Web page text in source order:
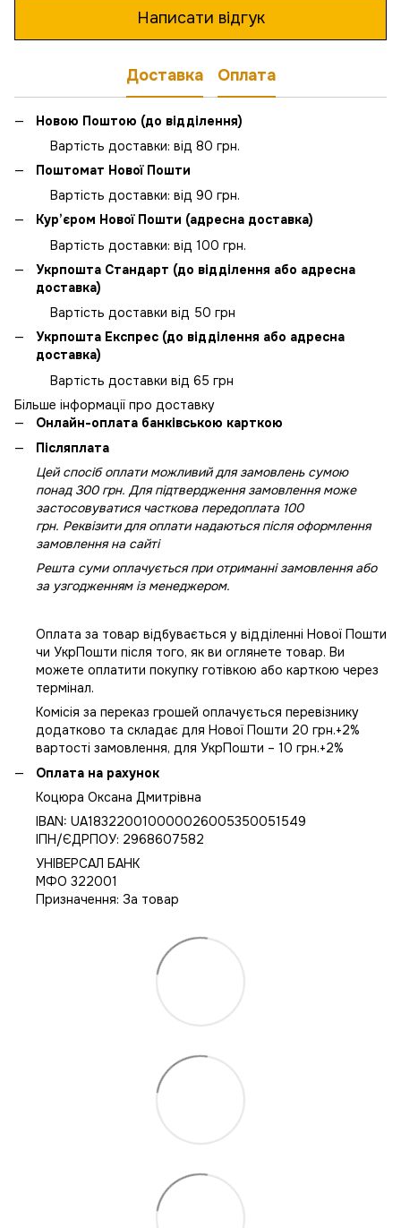
Написати відгук
Доставка Оплата
Новою Поштою (до відділення)
Вартість доставки: від 80 грн.
Поштомат Нової Пошти
Вартість доставки: від 90 грн.
Кур’єром Нової Пошти (адресна доставка)
Вартість доставки: від 100 грн.
Укрпошта Стандарт (до відділення або адресна
доставка)
Вартість доставки від 50 грн
Укрпошта Експрес (до відділення або адресна
доставка)
Вартість доставки від 65 грн
Більше інформації про доставку
Онлайн-оплата банківською карткою
Післяплата
Цей спосіб оплати можливий для замовлень сумою
понад 300 грн. Для підтвердження замовлення може
застосовуватися часткова передоплата 100
грн. Реквізити для оплати надаються після оформлення
замовлення на сайті
Решта суми оплачується при отриманні замовлення або
за узгодженням із менеджером.
Оплата за товар відбувається у відділенні Нової Пошти
чи УкрПошти після того, як ви оглянете товар. Ви
можете оплатити покупку готівкою або карткою через
термінал.
Комісія за переказ грошей оплачується перевізнику
додатково та складає для Нової Пошти 20 грн.+2%
вартості замовлення, для УкрПошти – 10 грн.+2%
Оплата на рахунок
Коцюра Оксана Дмитрівна
IBAN: UA183220010000026005350051549
IПН/ЄДРПОУ: 2968607582
УНІВЕРСАЛ БАНК
МФО 322001
Призначення: За товар